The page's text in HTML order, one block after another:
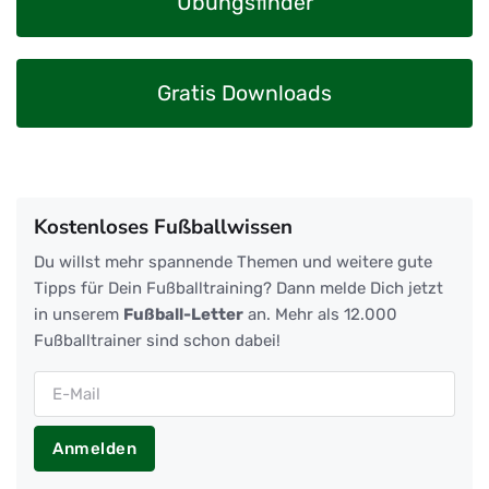
Gratis Downloads
Kostenloses Fußballwissen
Du willst mehr spannende Themen und weitere gute
Tipps für Dein Fußballtraining? Dann melde Dich jetzt
in unserem Fußball-Letter an. Mehr als 12.000
Fußballtrainer sind schon dabei!
Anmelden